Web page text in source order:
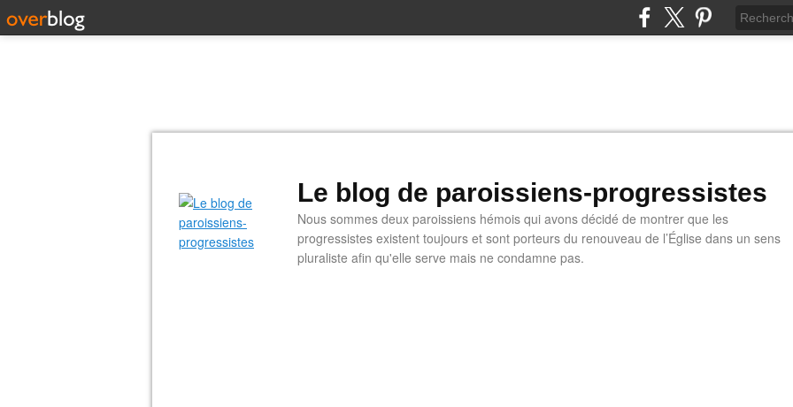
Le blog de paroissiens-progressistes
Nous sommes deux paroissiens hémois qui avons décidé de montrer que les
progressistes existent toujours et sont porteurs du renouveau de l’Église dans un sens
pluraliste afin qu'elle serve mais ne condamne pas.